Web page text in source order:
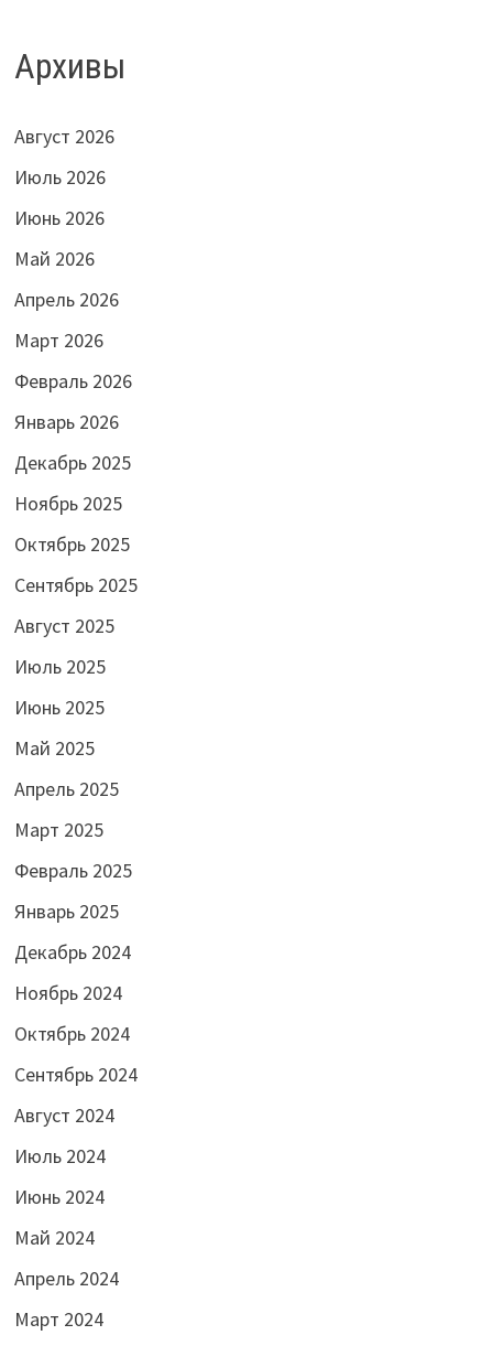
Архивы
Август 2026
Июль 2026
Июнь 2026
Май 2026
Апрель 2026
Март 2026
Февраль 2026
Январь 2026
Декабрь 2025
Ноябрь 2025
Октябрь 2025
Сентябрь 2025
Август 2025
Июль 2025
Июнь 2025
Май 2025
Апрель 2025
Март 2025
Февраль 2025
Январь 2025
Декабрь 2024
Ноябрь 2024
Октябрь 2024
Сентябрь 2024
Август 2024
Июль 2024
Июнь 2024
Май 2024
Апрель 2024
Март 2024